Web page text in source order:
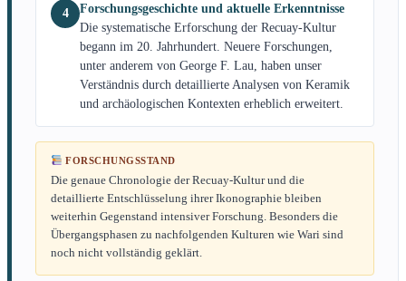
4
Forschungsgeschichte und aktuelle Erkenntnisse
Die systematische Erforschung der Recuay-Kultur
begann im 20. Jahrhundert. Neuere Forschungen,
unter anderem von George F. Lau, haben unser
Verständnis durch detaillierte Analysen von Keramik
und archäologischen Kontexten erheblich erweitert.
FORSCHUNGSSTAND
Die genaue Chronologie der Recuay-Kultur und die
detaillierte Entschlüsselung ihrer Ikonographie bleiben
weiterhin Gegenstand intensiver Forschung. Besonders die
Übergangsphasen zu nachfolgenden Kulturen wie Wari sind
noch nicht vollständig geklärt.